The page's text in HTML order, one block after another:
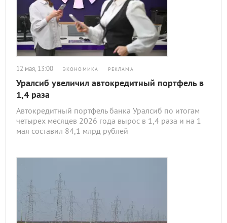
12 мая, 13:00 ЭКОНОМИКА РЕКЛАМА
Уралсиб увеличил автокредитный портфель в
1,4 раза
Автокредитный портфель банка Уралсиб по итогам
четырех месяцев 2026 года вырос в 1,4 раза и на 1
мая составил 84,1 млрд рублей